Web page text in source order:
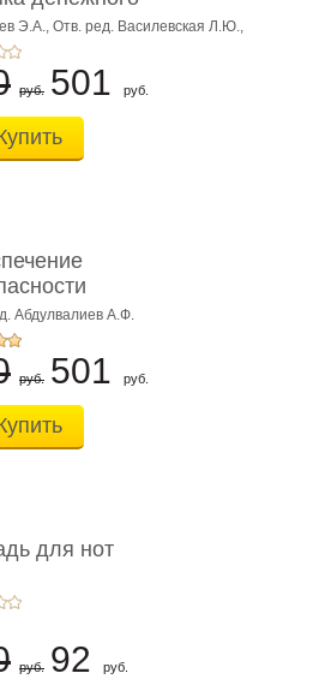
...
Э.А., Отв. ред. Василевская Л.Ю.,
Каретина М.Г.
руб. 501 руб.
уг
Абдулвалиев А.Ф.
руб. 501 руб.
для нот
руб. 92 руб.